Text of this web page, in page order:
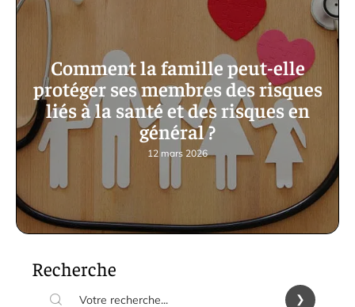
Comment la famille peut-elle
protéger ses membres des risques
liés à la santé et des risques en
général ?
12 mars 2026
Recherche